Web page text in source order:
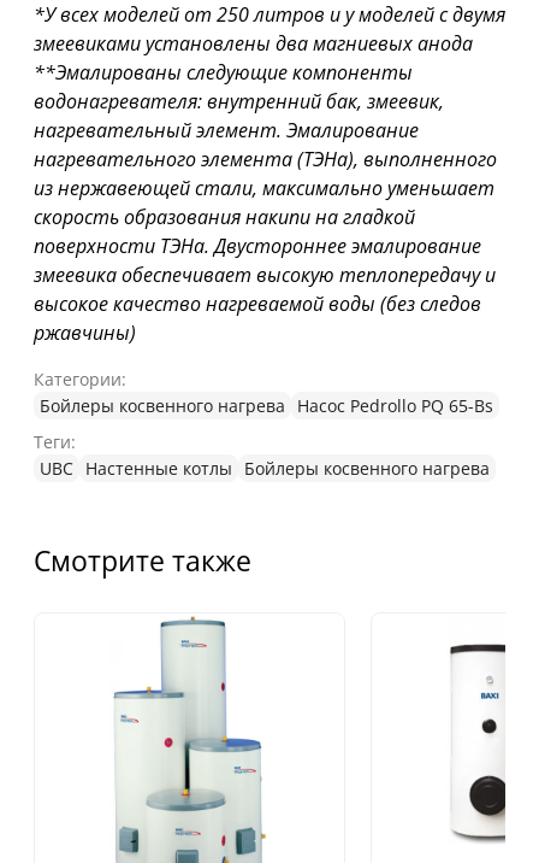
*У всех моделей от 250 литров и у моделей с двумя
змеевиками установлены два магниевых анода
**Эмалированы следующие компоненты
водонагревателя: внутренний бак, змеевик,
нагревательный элемент. Эмалирование
нагревательного элемента (ТЭНа), выполненного
из нержавеющей стали, максимально уменьшает
скорость образования накипи на гладкой
поверхности ТЭНа. Двустороннее эмалирование
змеевика обеспечивает высокую теплопередачу и
высокое качество нагреваемой воды (без следов
ржавчины)
Категории:
Бойлеры косвенного нагрева
Насос Pedrollo PQ 65-Bs
Теги:
UBC Настенные котлы Бойлеры косвенного нагрева
Смотрите также